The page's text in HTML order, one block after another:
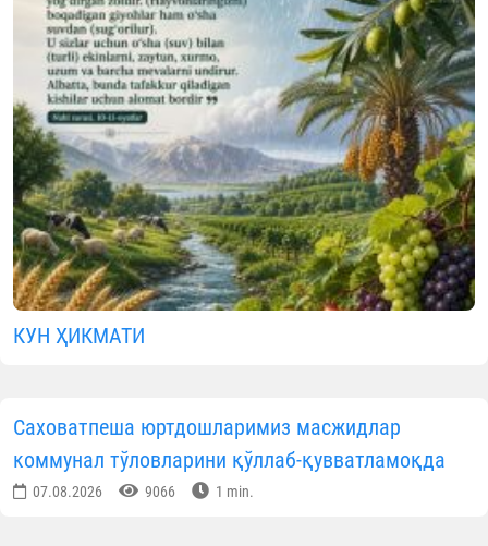
КУН ҲИКМАТИ
Саховатпеша юртдошларимиз масжидлар
коммунал тўловларини қўллаб-қувватламоқда
07.08.2026 9066 1 min.